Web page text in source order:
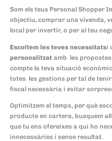
Som els teus Personal Shopper
objectiu, comprar una vivenda,
local per invertir, o per al teu
Escoltem les teves necessitatsi
personalitzat amb les propostes
compte la teva situació
totes les gestions per tal de
fiscal necessària i evitar
Optimitzem el temps, per què
producte en cartera, busquem
que tu ens ofereixes a qui ho
innecessàries i sense resultat.